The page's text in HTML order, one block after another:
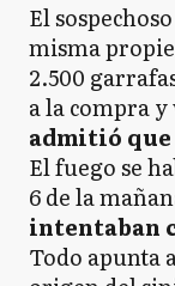
El
misma
2.500
a la compra
admitió
El fuego se
6 de la
intentaban
Todo apunta